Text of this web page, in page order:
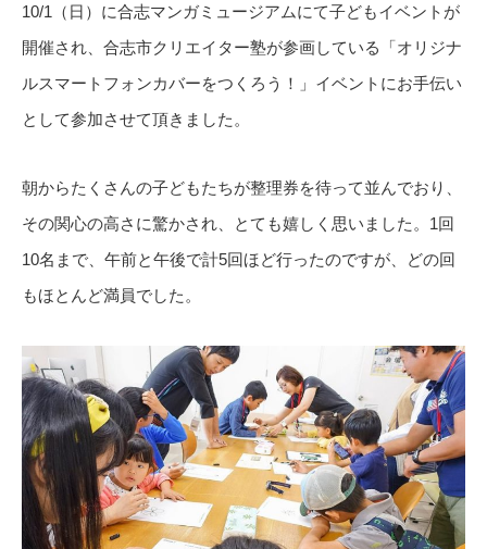
10/1（日）に合志マンガミュージアムにて子どもイベントが
開催され、合志市クリエイター塾が参画している「オリジナ
ルスマートフォンカバーをつくろう！」イベントにお手伝い
として参加させて頂きました。
朝からたくさんの子どもたちが整理券を待って並んでおり、
その関心の高さに驚かされ、とても嬉しく思いました。1回
10名まで、午前と午後で計5回ほど行ったのですが、どの回
もほとんど満員でした。